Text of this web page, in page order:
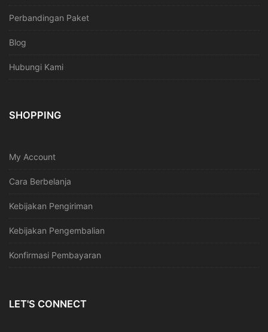
Perbandingan Paket
Blog
Hubungi Kami
SHOPPING
My Account
Cara Berbelanja
Kebijakan Pengiriman
Kebijakan Pengembalian
Konfirmasi Pembayaran
LET'S CONNECT